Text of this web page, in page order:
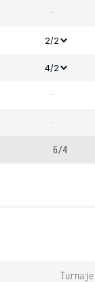
-
2/2
4/2
-
-
6/4